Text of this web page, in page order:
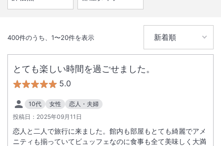
400件のうち、 1〜20件を表示
とても楽しい時間を過ごせました。
5.0
10代 女性
恋人・夫婦
投稿日： 2025年09月11日
恋人と二人で旅行に来ました。館内も部屋もとても綺麗でアメ
ニティも揃っていてビュッフェなのに食事も全て美味しく大満